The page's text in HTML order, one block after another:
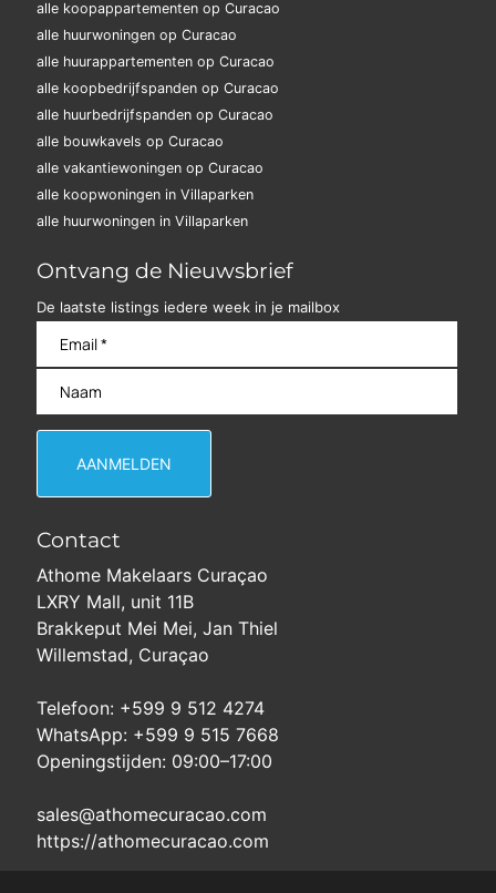
alle koopappartementen op Curacao
alle huurwoningen op Curacao
alle huurappartementen op Curacao
alle koopbedrijfspanden op Curacao
alle huurbedrijfspanden op Curacao
alle bouwkavels op Curacao
alle vakantiewoningen op Curacao
alle koopwoningen in Villaparken
alle huurwoningen in Villaparken
Ontvang de Nieuwsbrief
De laatste listings iedere week in je mailbox
Contact
Athome Makelaars Curaçao
LXRY Mall, unit 11B
Brakkeput Mei Mei, Jan Thiel
Willemstad, Curaçao
Telefoon: +599 9 512 4274
WhatsApp: +599 9 515 7668
Openingstijden: 09:00–17:00
sales@athomecuracao.com
https://athomecuracao.com